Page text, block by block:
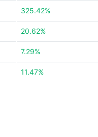
325.42%
20.62%
7.29%
11.47%